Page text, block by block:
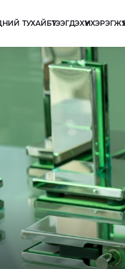
ТУХАЙБҮТЭЭГДЭХҮҮН